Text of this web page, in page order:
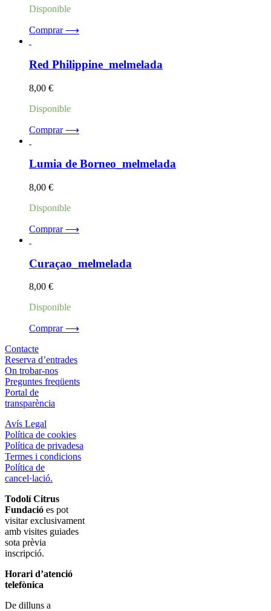
Disponible
Comprar ⟶
Red Philippine_melmelada
8,00 €
Disponible
Comprar ⟶
Lumia de Borneo_melmelada
8,00 €
Disponible
Comprar ⟶
Curaçao_melmelada
8,00 €
Disponible
Comprar ⟶
Contacte
Reserva d’entrades
On trobar-nos
Preguntes freqüents
Portal de
transparència
Avís Legal
Política de cookies
Política de privadesa
Termes i condicions
Política de
cancel·lació.
Todolí Citrus
Fundació es pot
visitar exclusivament
amb visites guiades
sota prèvia
inscripció.
Horari d’atenció
telefònica
De dilluns a